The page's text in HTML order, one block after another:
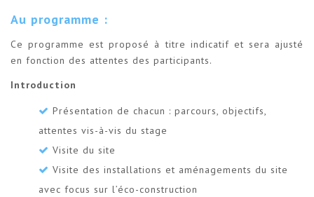
Au programme :
Ce programme est proposé à titre indicatif et sera ajusté
en fonction des attentes des participants.
Introduction
Présentation de chacun : parcours, objectifs,
attentes vis-à-vis du stage
Visite du site
Visite des installations et aménagements du site
avec focus sur l’éco-construction